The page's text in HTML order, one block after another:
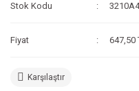
Stok Kodu
Fiyat 647,50
Karşılaştır